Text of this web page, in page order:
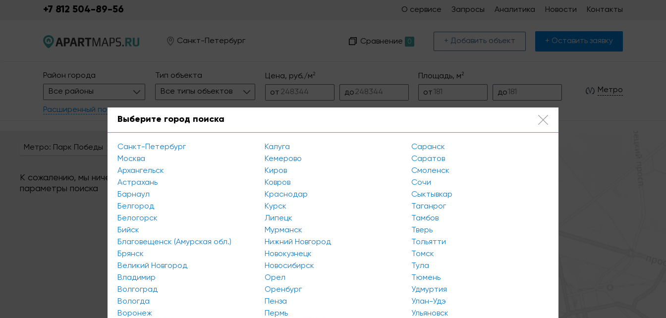
+7 812 504-89-56 О сервисе Запросы Аналитика Новости Контакты
Санкт-Петербург Сравнение 0 + Добавить объект + Оставить заявку
Район города
Все районы
Тип объекта
Все типы объектов
Цена, руб./м2
от до
Площадь, м2
от до Метро
Расширенный поиск
Метро: Парк Победы Сбросить все
К сожалению, мы ничего не нашли по вашему запросу. Попробуйте изменить
параметры поиска
Выберите город поиска
Санкт-Петербург
Москва
Архангельск
Астрахань
Барнаул
Белгород
Белогорск
Бийск
Благовещенск (Амурская обл.)
Брянск
Великий Новгород
Владимир
Волгоград
Вологда
Воронеж
Калуга
Кемерово
Киров
Ковров
Краснодар
Курск
Липецк
Мурманск
Нижний Новгород
Новокузнецк
Новосибирск
Орел
Оренбург
Пенза
Пермь
Саранск
Саратов
Смоленск
Сочи
Сыктывкар
Таганрог
Тамбов
Тверь
Тольятти
Томск
Тула
Тюмень
Удмуртия
Улан-Удэ
Ульяновск